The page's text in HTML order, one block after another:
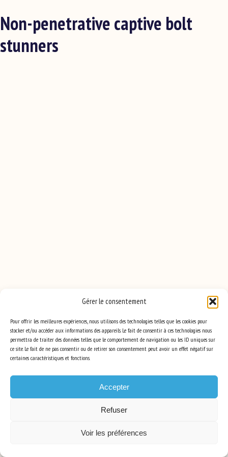
Gérer le consentement
Pour offrir les meilleures expériences, nous utilisons des technologies telles que les cookies pour
stocker et/ou accéder aux informations des appareils. Le fait de consentir à ces technologies nous
permettra de traiter des données telles que le comportement de navigation ou les ID uniques sur
ce site. Le fait de ne pas consentir ou de retirer son consentement peut avoir un effet négatif sur
certaines caractéristiques et fonctions.
Accepter
Refuser
Voir les préférences
Non-penetrative captive bolt
stunners